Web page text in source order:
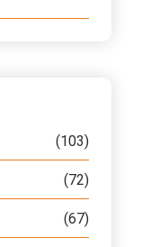
(103)
(72)
(67)